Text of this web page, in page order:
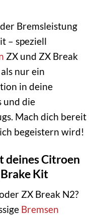
Bremsleistung
– speziell
ZX und ZX Break
nur ein
in deine
und die
Mach dich bereit
begeistern wird!
deines Citroen
Kit
ZX Break N2?
Bremsen